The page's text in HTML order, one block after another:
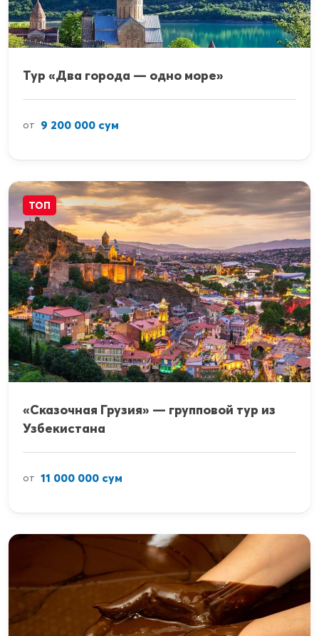
Тур «Два города — одно море»
от 9 200 000 сум
ТОП
«Сказочная Грузия» — групповой тур из
Узбекистана
от 11 000 000 сум